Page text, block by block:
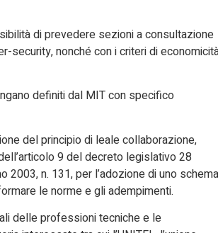
di prevedere sezioni a consultazione
security, nonché con i criteri di
definiti dal MIT con specifico
del principio di leale collaborazione,
9 del decreto legislativo 28
n. 131, per l’adozione di uno schema
le norme e gli adempimenti.
delle professioni tecniche e le